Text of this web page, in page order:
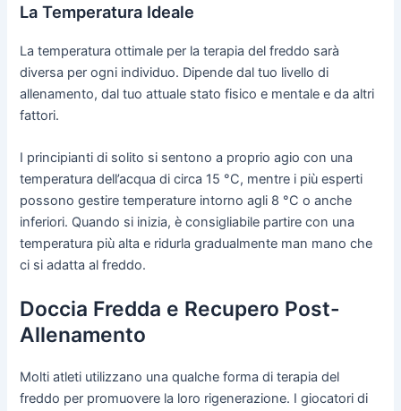
La Temperatura Ideale
La temperatura ottimale per la terapia del freddo sarà
diversa per ogni individuo. Dipende dal tuo livello di
allenamento, dal tuo attuale stato fisico e mentale e da altri
fattori.
I principianti di solito si sentono a proprio agio con una
temperatura dell’acqua di circa 15 °C, mentre i più esperti
possono gestire temperature intorno agli 8 °C o anche
inferiori. Quando si inizia, è consigliabile partire con una
temperatura più alta e ridurla gradualmente man mano che
ci si adatta al freddo.
Doccia Fredda e Recupero Post-
Allenamento
Molti atleti utilizzano una qualche forma di terapia del
freddo per promuovere la loro rigenerazione. I giocatori di